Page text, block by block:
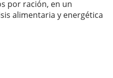
por ración, en un
alimentaria y energética